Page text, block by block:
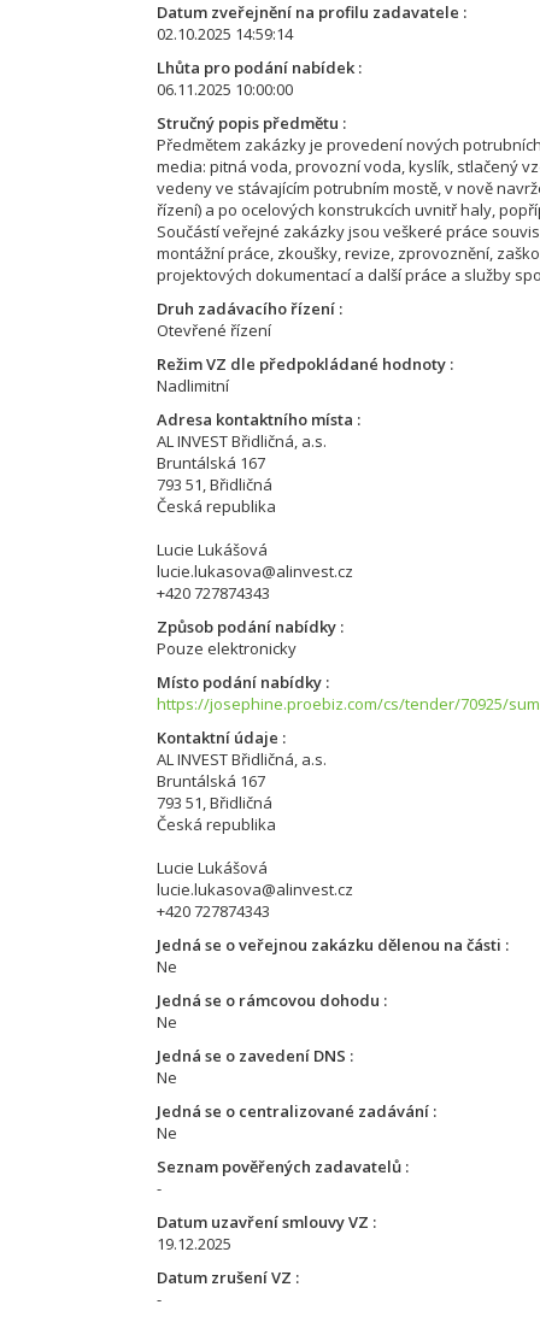
Datum zveřejnění na profilu zadavatele
02.10.2025 14:59:14
Lhůta pro podání nabídek
06.11.2025 10:00:00
Stručný popis předmětu
Předmětem zakázky je provedení nových
media: pitná voda, provozní voda, kyslík, stlačený
vedeny ve stávajícím potrubním mostě, v nově
řízení) a po ocelových konstrukcích uvnitř haly,
Součástí veřejné zakázky jsou veškeré práce
montážní práce, zkoušky, revize, zprovoznění,
projektových dokumentací a další práce a služby
Druh zadávacího řízení
Otevřené řízení
Režim VZ dle předpokládané hodnoty
Nadlimitní
Adresa kontaktního místa
AL INVEST Břidličná, a.s.
Bruntálská 167
793 51, Břidličná
Česká republika
Lucie Lukášová
lucie.lukasova@alinvest.cz
+420 727874343
Způsob podání nabídky
Pouze elektronicky
Místo podání nabídky
https://josephine.proebiz.com/cs/tender/70925/
Kontaktní údaje
AL INVEST Břidličná, a.s.
Bruntálská 167
793 51, Břidličná
Česká republika
Lucie Lukášová
lucie.lukasova@alinvest.cz
+420 727874343
Jedná se o veřejnou zakázku dělenou na části
Ne
Jedná se o rámcovou dohodu
Ne
Jedná se o zavedení DNS
Ne
Jedná se o centralizované zadávání
Ne
Seznam pověřených zadavatelů
-
Datum uzavření smlouvy VZ
19.12.2025
Datum zrušení VZ
-